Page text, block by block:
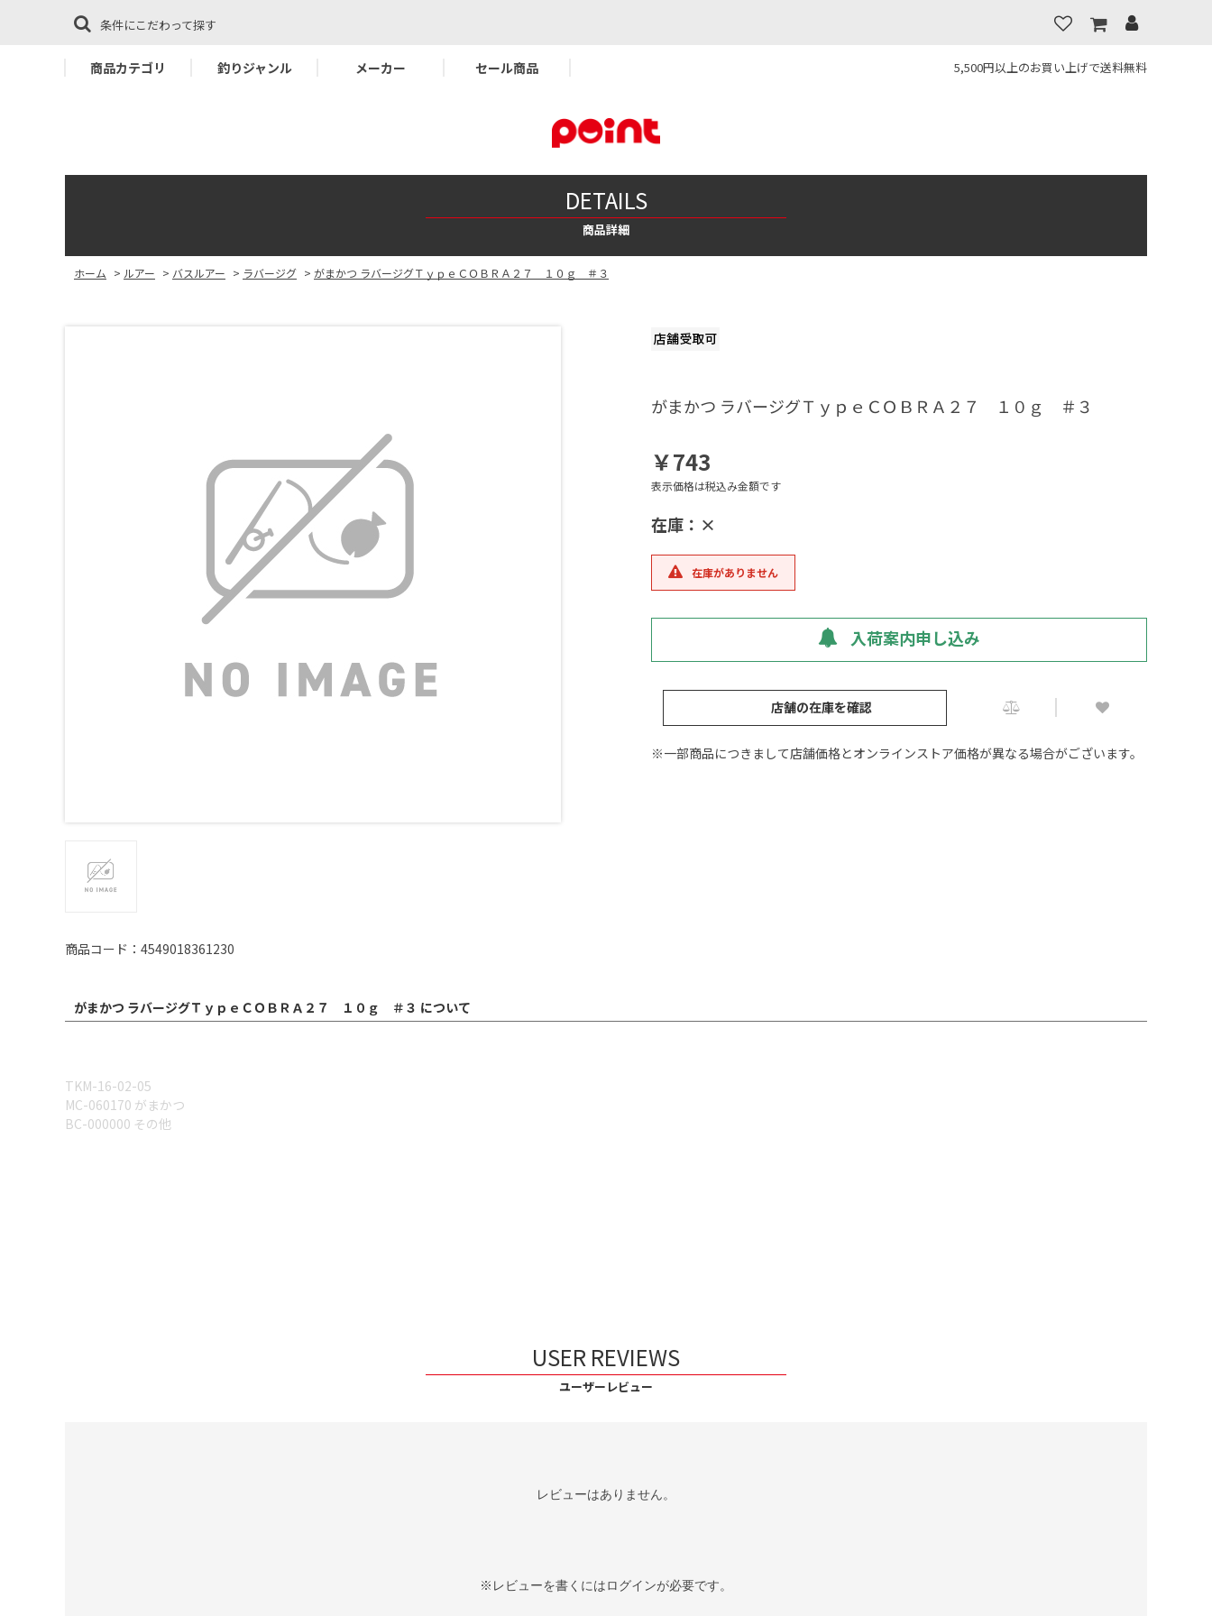
条件にこだわって探す
商品カテゴリ 釣りジャンル メーカー セール商品 5,500円以上のお買い上げで送料無料
DETAILS
商品詳細
ホーム > ルアー > バスルアー > ラバージグ > がまかつ ラバージグＴｙｐｅＣＯＢＲＡ２７ １０ｇ ＃３
商品コード：4549018361230
がまかつ ラバージグＴｙｐｅＣＯＢＲＡ２７ １０ｇ ＃３
￥743
表示価格は税込み金額です
在庫：×
在庫がありません
入荷案内申し込み
店舗の在庫を確認
※一部商品につきまして店舗価格とオンラインストア価格が異なる場合がございます。
がまかつ ラバージグＴｙｐｅＣＯＢＲＡ２７ １０ｇ ＃３ について
TKM-16-02-05
MC-060170 がまかつ
BC-000000 その他
USER REVIEWS
ユーザーレビュー
レビューはありません。
※レビューを書くにはログインが必要です。